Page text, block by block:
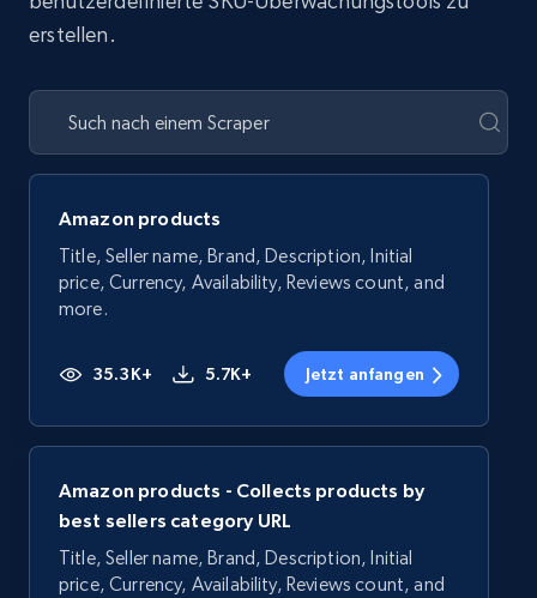
erstellen.
Amazon products
Title, Seller name, Brand, Description, Initial
price, Currency, Availability, Reviews count, and
more.
35.3K+ 5.7K+ Jetzt anfangen
Amazon products - Collects products by
best sellers category URL
Title, Seller name, Brand, Description, Initial
price, Currency, Availability, Reviews count, and